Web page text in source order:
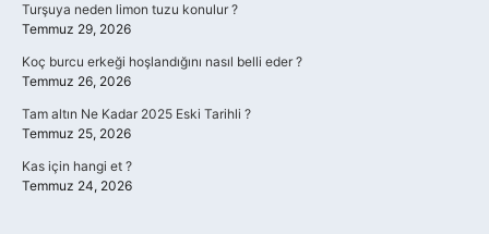
Turşuya neden limon tuzu konulur ?
Temmuz 29, 2026
Koç burcu erkeği hoşlandığını nasıl belli eder ?
Temmuz 26, 2026
Tam altın Ne Kadar 2025 Eski Tarihli ?
Temmuz 25, 2026
Kas için hangi et ?
Temmuz 24, 2026